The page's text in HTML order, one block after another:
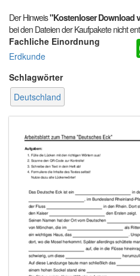
Der Hinweis"Kostenloser Download
bei den Dateien der Kaufpakete nicht
Fachliche Einordnung
Erdkunde
Schlagwörter
Deutschland